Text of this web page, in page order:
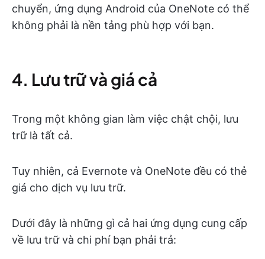
chuyển, ứng dụng Android của OneNote có thể
không phải là nền tảng phù hợp với bạn.
4. Lưu trữ và giá cả
Trong một không gian làm việc chật chội, lưu
trữ là tất cả.
Tuy nhiên, cả Evernote và OneNote đều có thẻ
giá cho dịch vụ lưu trữ.
Dưới đây là những gì cả hai ứng dụng cung cấp
về lưu trữ và chi phí bạn phải trả: